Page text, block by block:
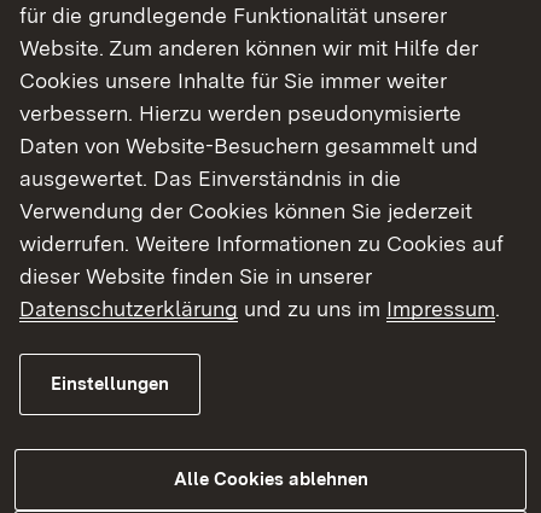
Das Projekt
Beschreibung
Ziele der Maßnahme
Öffentlichkeitsbeteiligung
Chronologie
Der dreistreifige Ausbau der B 311 beginnt auf der
bestehenden Trasse an der Einmündung der
Ulmer Straße in Ehingen (Donau) und endet ca.
Nagenstadt-Heufelden. Im Zuge des
dreistreifigen Ausbaus wird auch der
für die grundlegende Funktionalität unserer
Website. Zum anderen können wir mit Hilfe der
Cookies unsere Inhalte für Sie immer weiter
verbessern. Hierzu werden pseudonymisierte
Daten von Website-Besuchern gesammelt und
ausgewertet. Das Einverständnis in die
Verwendung der Cookies können Sie jederzeit
widerrufen. Weitere Informationen zu Cookies auf
dieser Website finden Sie in unserer
Datenschutzerklärung und zu uns im Impressum.
Einstellungen
Alle Cookies ablehnen